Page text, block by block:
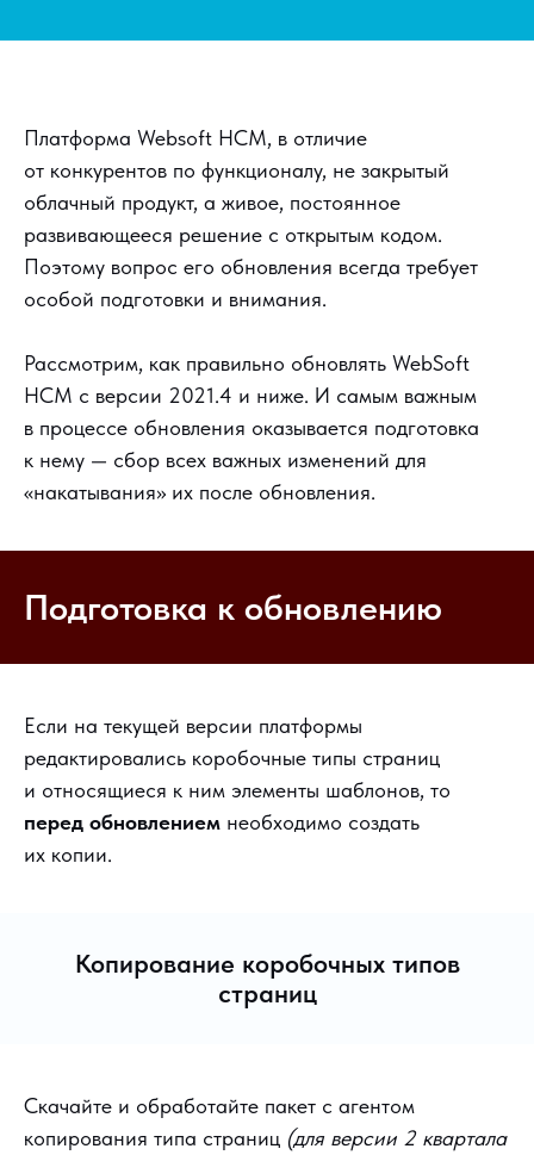
Платформа Websoft HCM, в отличие
от конкурентов по функционалу, не закрытый
облачный продукт, а живое, постоянное
развивающееся решение с открытым кодом.
Поэтому вопрос его обновления всегда требует
особой подготовки и внимания.
Рассмотрим, как правильно обновлять WebSoft
HCM с версии 2021.4 и ниже. И самым важным
в процессе обновления оказывается подготовка
к нему — сбор всех важных изменений для
«накатывания» их после обновления.
Подготовка к обновлению
Если на текущей версии платформы
редактировались коробочные типы страниц
и относящиеся к ним элементы шаблонов, то
перед обновлением необходимо создать
их копии.
Копирование коробочных типов
страниц
Скачайте и обработайте пакет с агентом
копирования типа страниц (для версии 2 квартала